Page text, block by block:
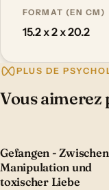
FORMAT (EN CM)
15.2 x 2 x 20.2
PLUS DE
Vous aimerez
Gefangen - Zwischen
Manipulation und
toxischer Liebe